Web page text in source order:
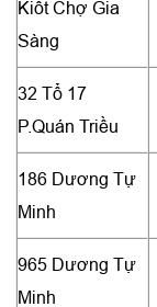
Kiốt Chợ Gia
Sàng
32 Tổ 17
P.Quán Triều
186 Dương Tự
Minh
965 Dương Tự
Minh